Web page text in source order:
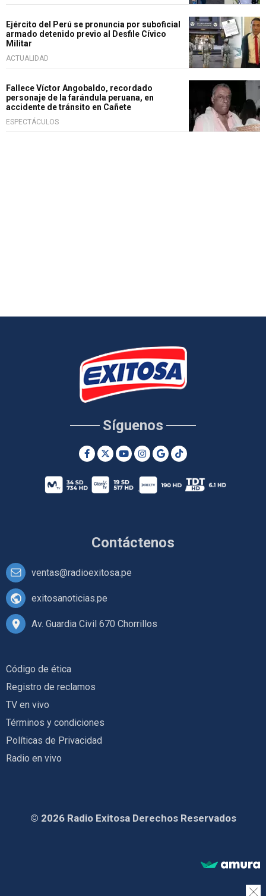
Ejército del Perú se pronuncia por suboficial
armado detenido previo al Desfile Cívico
Militar
ACTUALIDAD
Fallece Víctor Angobaldo, recordado
personaje de la farándula peruana, en
accidente de tránsito en Cañete
ESPECTÁCULOS
Contáctenos
ventas@radioexitosa.pe
exitosanoticias.pe
Av. Guardia Civil 670 Chorrillos
Síguenos
Código de ética
Registro de reclamos
TV en vivo
Términos y condiciones
Políticas de Privacidad
Radio en vivo
© 2026 Radio Exitosa Derechos Reservados